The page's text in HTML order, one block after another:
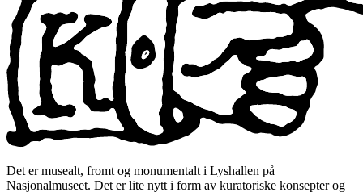
Det er musealt, fromt og monumentalt i Lyshallen på
Nasjonalmuseet. Det er lite nytt i form av kuratoriske konsepter og